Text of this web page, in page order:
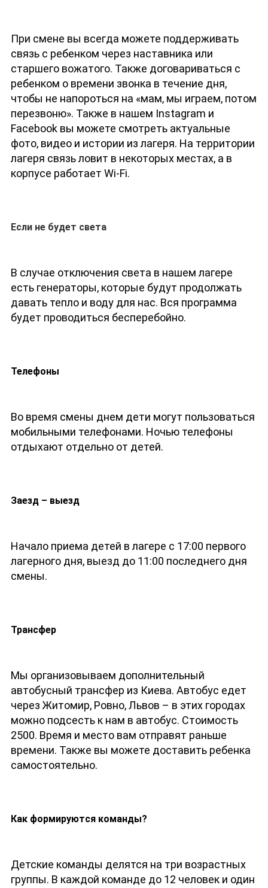
При смене вы всегда можете поддерживать
связь с ребенком через наставника или
старшего вожатого. Также договариваться с
ребенком о времени звонка в течение дня,
чтобы не напороться на «мам, мы играем, потом
перезвоню». Также в нашем Instagram и
Facebook вы можете смотреть актуальные
фото, видео и истории из лагеря. На территории
лагеря связь ловит в некоторых местах, а в
корпусе работает Wi-Fi.
Если не будет света
В случае отключения света в нашем лагере
есть генераторы, которые будут продолжать
давать тепло и воду для нас. Вся программа
будет проводиться бесперебойно.
Телефоны
Во время смены днем дети могут пользоваться
мобильными телефонами. Ночью телефоны
отдыхают отдельно от детей.
Заезд – выезд
Начало приема детей в лагере с 17:00 первого
лагерного дня, выезд до 11:00 последнего дня
смены.
Трансфер
Мы организовываем дополнительный
автобусный трансфер из Киева. Автобус едет
через Житомир, Ровно, Львов – в этих городах
можно подсесть к нам в автобус. Стоимость
2500. Время и место вам отправят раньше
времени. Также вы можете доставить ребенка
самостоятельно.
Как формируются команды?
Детские команды делятся на три возрастных
группы. В каждой команде до 12 человек и один